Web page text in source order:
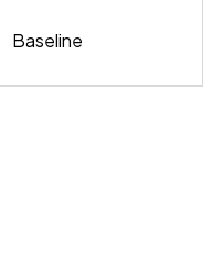
Baseline